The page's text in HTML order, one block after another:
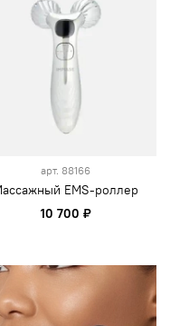
арт. 88166
EMS-роллер
10 700 ₽